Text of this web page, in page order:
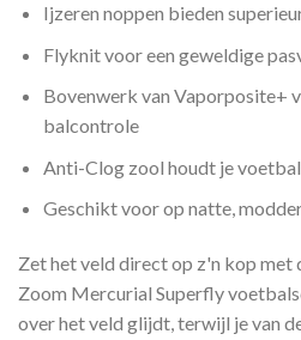
Ijzeren noppen bieden
Flyknit voor een geweldige
Bovenwerk van Vaporposite+
balcontrole
Anti-Clog zool houdt je
Geschikt voor op natte,
Zet het veld direct op z'n kop met
Zoom Mercurial Superfly
over het veld glijdt, terwijl je van